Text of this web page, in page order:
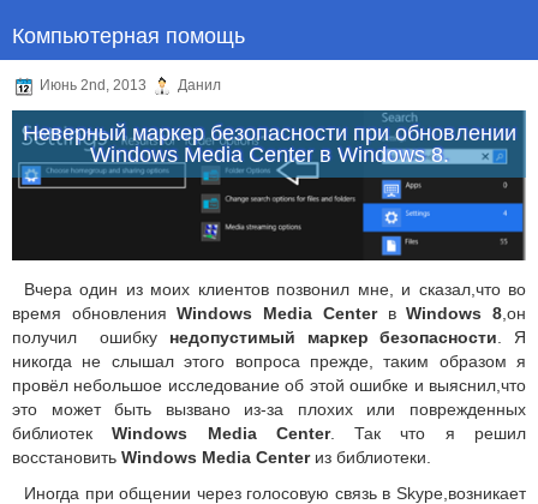
Компьютерная помощь
Июнь 2nd, 2013 Данил
Неверный маркер безопасности при обновлении
Windows Media Center в Windows 8.
Вчера один из моих клиентов позвонил мне, и сказал,что во
время обновленияWindows Media CenterвWindows 8 ,он
получил
ошибку недопустимый маркер безопасности
Я
никогда не слышал этого вопроса прежде, таким образом я
провёл небольшое исследование об этой ошибке и выяснил,что
это может быть вызвано из-за плохих или поврежденных
библиотекWindows Media Center.Так что я решил
восстановить Windows Media Centerиз библиотеки.
Иногда при общении через голосовую связь в Skype,возникает